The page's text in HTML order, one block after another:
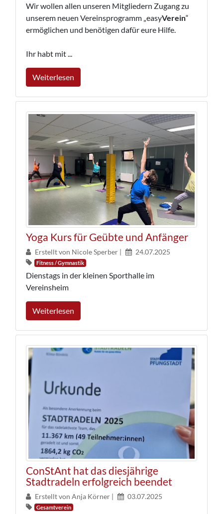
Wir wollen allen unseren Mitgliedern Zugang zu
unserem neuen Vereinsprogramm „easyVerein“
ermöglichen und benötigen dafür eure Hilfe.
Ihr habt mit ...
Weiterlesen
Yoga Kurs für Geübte und Anfänger
Erstellt von Nicole Sperber | 24.07.2025
Fitness / Gymnastik
Dienstags in der kleinen Sporthalle im
Vereinsheim
Weiterlesen
ConStAnt hat das diesjährige
Stadtradeln erfolgreich beendet
Erstellt von Anja Körner | 03.07.2025
Gesamtverein